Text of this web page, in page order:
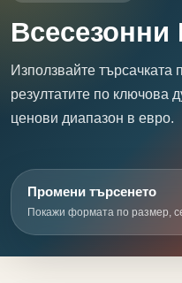
Всесезонни
Използвайте
резултатите по ключова
ценови диапазон в евро.
Промени търсенето
Покажи формата по размер,